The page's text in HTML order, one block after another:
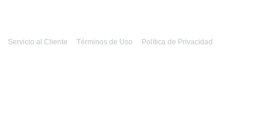
Servicio al Cliente Términos de Uso Política de Privacidad